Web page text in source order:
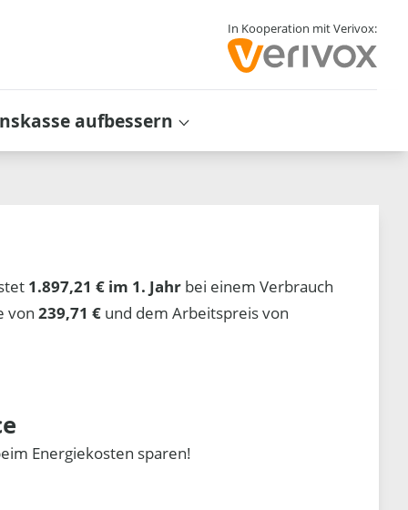
In Kooperation mit Verivox:
aufbessern
1.897,21 € im 1. Jahr bei einem Verbrauch
von239,71 € und dem Arbeitspreis von
Energiekosten sparen!